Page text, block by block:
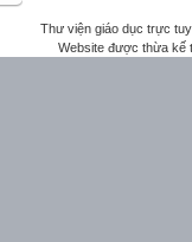
Thư viện giáo dục trực
Website được thừa kế